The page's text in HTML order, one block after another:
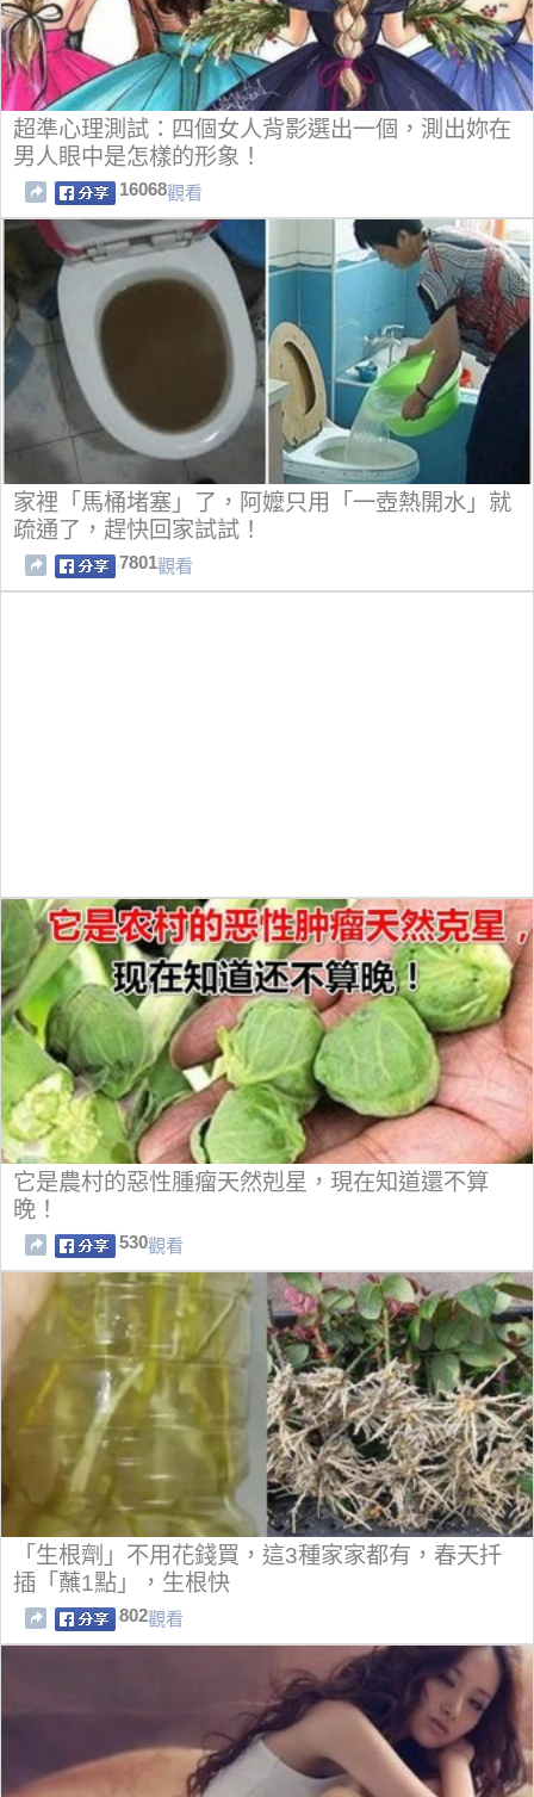
超準心理測試：四個女人背影選出一個，測出妳在
男人眼中是怎樣的形象！
16068觀看
家裡「馬桶堵塞」了，阿嬤只用「一壺熱開水」就
疏通了，趕快回家試試！
7801觀看
它是農村的惡性腫瘤天然剋星，現在知道還不算
晚！
530觀看
「生根劑」不用花錢買，這3種家家都有，春天扦
插「蘸1點」，生根快
802觀看